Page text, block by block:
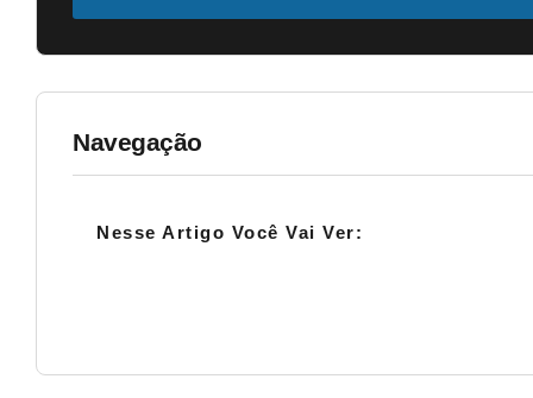
Navegação
Nesse Artigo Você Vai Ver: